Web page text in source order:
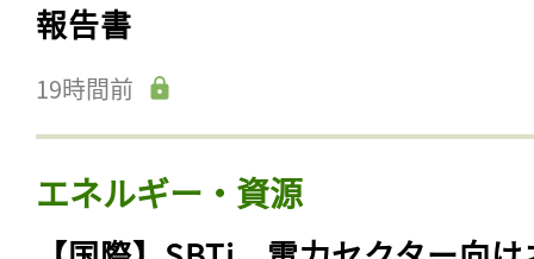
報告書
19時間前
エネルギー・資源